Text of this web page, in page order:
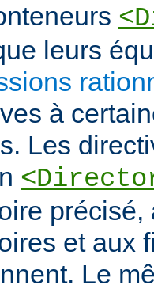
leurs
à
Les
et aux
Le